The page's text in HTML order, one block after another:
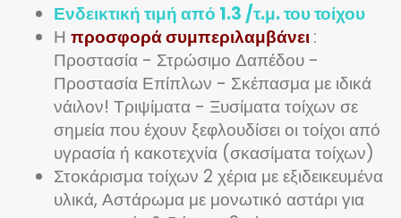
Ενδεικτική τιμή από 1.3 /τ.μ. του τοίχου
Η προσφορά συμπεριλαμβάνει:
Προστασία - Στρώσιμο Δαπέδου -
Προστασία Επίπλων - Σκέπασμα με ιδικά
νάιλον! Τριψίματα - Ξυσίματα τοίχων σε
σημεία που έχουν ξεφλουδίσει οι τοίχοι από
υγρασία ή κακοτεχνία (σκασίματα τοίχων)
Στοκάρισμα τοίχων 2 χέρια με εξιδεικευμένα
υλικά, Αστάρωμα με μονωτικό αστάρι για